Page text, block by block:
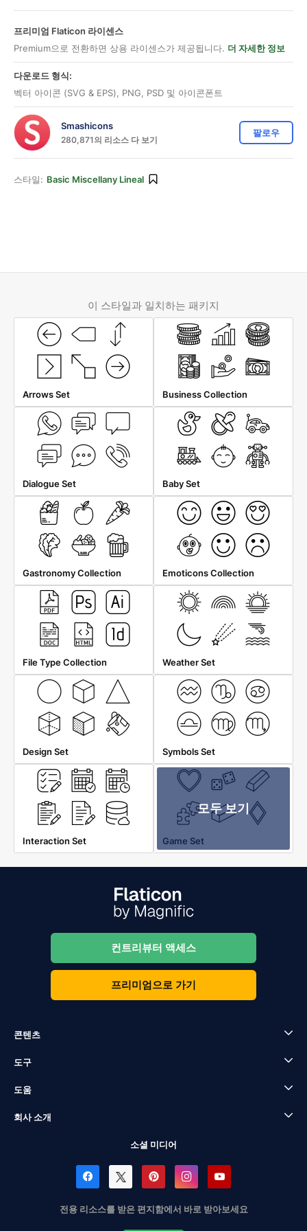
프리미엄 Flaticon 라이센스
Premium으로 전환하면 상용 라이센스가 제공됩니다. 더 자세한 정보
다운로드 형식:
벡터 아이콘 (SVG & EPS), PNG, PSD 및 아이콘폰트
Smashicons
280,871의 리소스 다 보기
팔로우
스타일: Basic Miscellany Lineal
이 스타일과 일치하는 패키지
Arrows Set Business Collection
Dialogue Set Baby Set
Gastronomy Collection Emoticons Collection
File Type Collection Weather Set
Design Set Symbols Set
Interaction Set
모두 보기
Game Set
컨트리뷰터 액세스
프리미엄으로 가기
콘텐츠
도구
도움
회사 소개
소셜 미디어
전용 리소스를 받은 편지함에서 바로 받아보세요